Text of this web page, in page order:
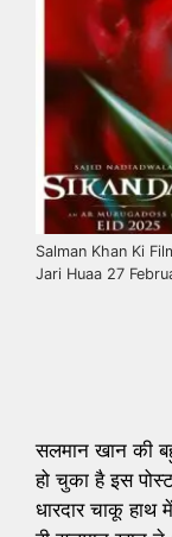
Salman Khan Ki
Jari Huaa 27
सलमान खान की
हो चुका है इस
धारदार चाकू